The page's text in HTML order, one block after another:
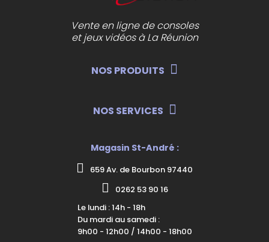
Vente en ligne de consoles
et jeux vidéos à La Réunion
NOS PRODUITS
NOS SERVICES
Magasin St-André :
659 Av. de Bourbon 97440
0262 53 90 16
Le lundi : 14h - 18h
Du mardi au samedi :
9h00 - 12h00 / 14h00 - 18h00